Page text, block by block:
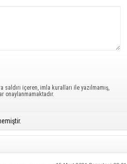
içeren, imla kuralları ile yazılmamış,
onaylanmamaktadır.